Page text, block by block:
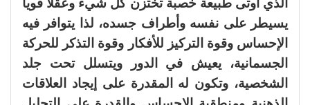
الذي أوتى طبيعة خصبة تختزن كل شيء وعقلا قويا
يسيطر على نفسه وأطراف جسده، لذا يتوافر فيه
الإحساس وقوة التركيز للأفكار وقوة التذكر للحركة
الجسمانية، يعيش في الدور ويتسلل تحت جلد
الشخصية، وتكون له المقدرة على إيجاد العلاقات